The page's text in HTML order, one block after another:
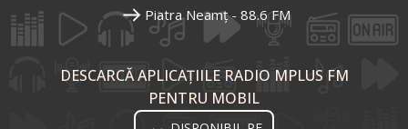
Piatra Neamț - 88.6 FM
DESCARCĂ APLICAȚIILE RADIO MPLUS FM
PENTRU MOBIL